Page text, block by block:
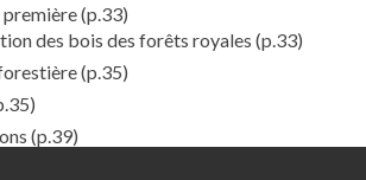
première(p.33)
des bois des forêts royales (p.33)
(p.35)
(p.39)